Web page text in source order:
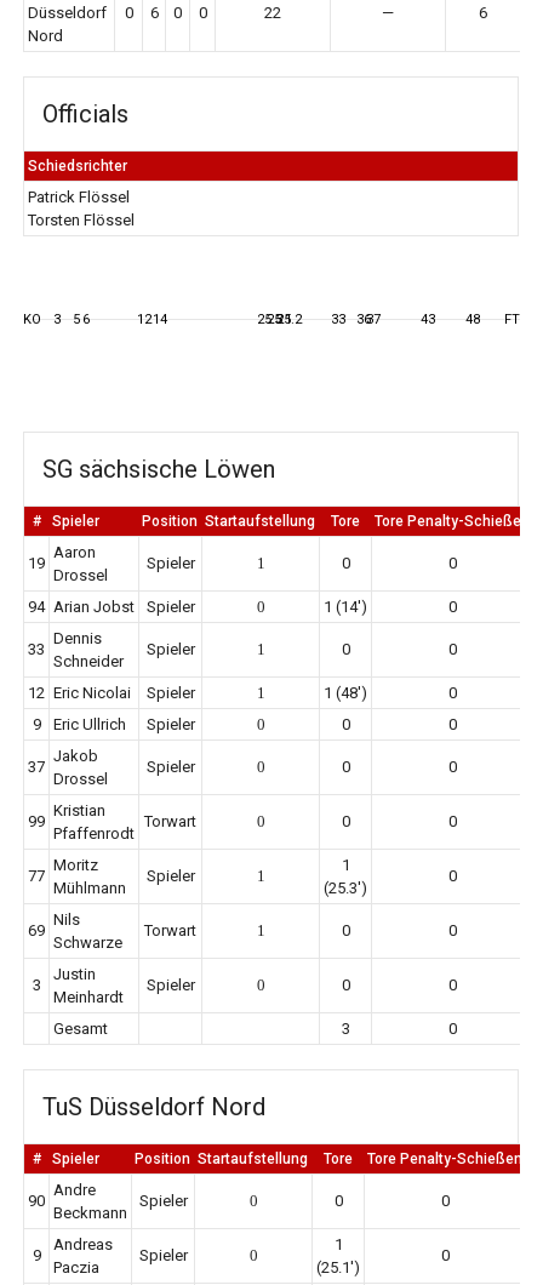
Düsseldorf
Nord
0 6 0 0 22 — 6
Officials
Schiedsrichter
Patrick Flössel
Torsten Flössel
KO 3 56 1214 25.3
25.1
25.2 33 3637 43 48 FT
SG sächsische Löwen
# Spieler Position Startaufstellung Tore Tore Penalty-Schießen
19
Aaron
Drossel
Spieler 1 0 0
94 Arian Jobst Spieler 0 1 (14') 0
33
Dennis
Schneider
Spieler 1 0 0
12 Eric Nicolai Spieler 1 1 (48')
0
9
Eric Ullrich Spieler 0 0 0
37
Jakob
Drossel
Spieler 0 0 0
99
Kristian
Pfaffenrodt
Torwart 0 0 0
77
Moritz
Mühlmann
Spieler 1
1
(25.3')
0
69
Nils
Schwarze
Torwart 1 0 0
3
Justin
Meinhardt
Spieler 0 0 0
Gesamt 3 0
TuS Düsseldorf Nord
# Spieler Position Startaufstellung Tore Tore Penalty-Schießen
90
Andre
Beckmann
Spieler 0 0 0
9
Andreas
Paczia
Spieler 0
1
(25.1')
0